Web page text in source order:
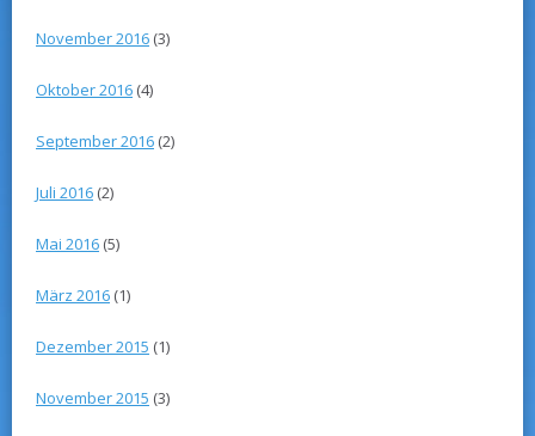
November 2016 (3)
Oktober 2016 (4)
September 2016 (2)
Juli 2016 (2)
Mai 2016 (5)
März 2016 (1)
Dezember 2015 (1)
November 2015 (3)